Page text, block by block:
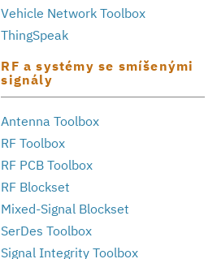
Vehicle Network Toolbox
ThingSpeak
RF a systémy se smíšenými
signály
Antenna Toolbox
RF Toolbox
RF PCB Toolbox
RF Blockset
Mixed-Signal Blockset
SerDes Toolbox
Signal Integrity Toolbox